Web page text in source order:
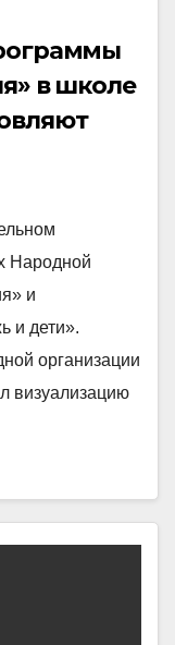
в школе
Народной
и
и дети».
организации
визуализацию